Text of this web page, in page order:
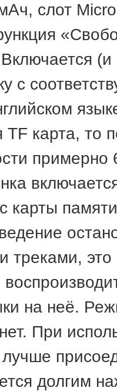
слот
(и
с
TF карта,
карты
треками, это
на неё.
При
лучше
долгим